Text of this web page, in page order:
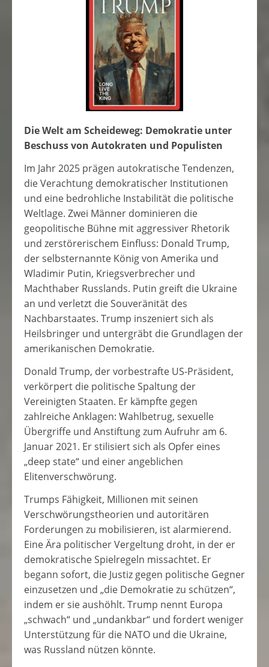
Die Welt am Scheideweg: Demokratie unter
Beschuss von Autokraten und Populisten
Im Jahr 2025 prägen autokratische Tendenzen,
die Verachtung demokratischer Institutionen
und eine bedrohliche Instabilität die politische
Weltlage. Zwei Männer dominieren die
geopolitische Bühne mit aggressiver Rhetorik
und zerstörerischem Einfluss: Donald Trump,
der selbsternannte König von Amerika und
Wladimir Putin, Kriegsverbrecher und
Machthaber Russlands. Putin greift die Ukraine
an und verletzt die Souveränität des
Nachbarstaates. Trump inszeniert sich als
Heilsbringer und untergräbt die Grundlagen der
amerikanischen Demokratie.
Donald Trump, der vorbestrafte US-Präsident,
verkörpert die politische Spaltung der
Vereinigten Staaten. Er kämpfte gegen
zahlreiche Anklagen: Wahlbetrug, sexuelle
Übergriffe und Anstiftung zum Aufruhr am 6.
Januar 2021. Er stilisiert sich als Opfer eines
„deep state“ und einer angeblichen
Elitenverschwörung.
Trumps Fähigkeit, Millionen mit seinen
Verschwörungstheorien und autoritären
Forderungen zu mobilisieren, ist alarmierend.
Eine Ära politischer Vergeltung droht, in der er
demokratische Spielregeln missachtet. Er
begann sofort, die Justiz gegen politische Gegner
einzusetzen und „die Demokratie zu schützen“,
indem er sie aushöhlt. Trump nennt Europa
„schwach“ und „undankbar“ und fordert weniger
Unterstützung für die NATO und die Ukraine,
was Russland nützen könnte.